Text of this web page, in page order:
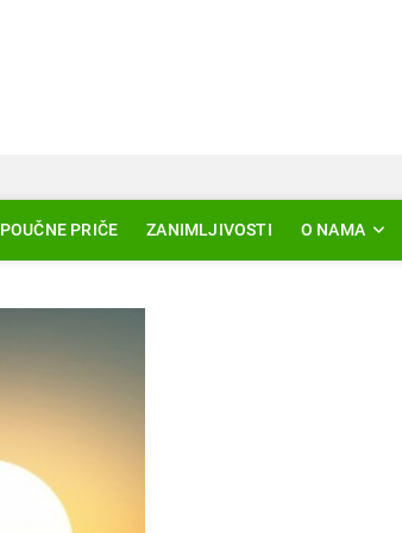
POUČNE PRIČE ZANIMLJIVOSTI O NAMA